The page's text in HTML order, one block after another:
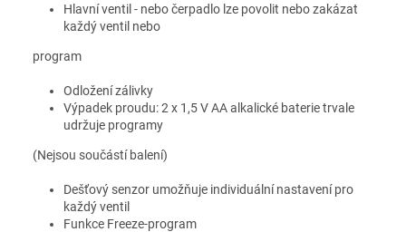
Hlavní ventil - nebo čerpadlo lze povolit nebo zakázat
každý ventil nebo
program
Odložení zálivky
Výpadek proudu: 2 x 1,5 V AA alkalické baterie trvale
udržuje programy
(Nejsou součástí balení)
Dešťový senzor umožňuje individuální nastavení pro
každý ventil
Funkce Freeze-program